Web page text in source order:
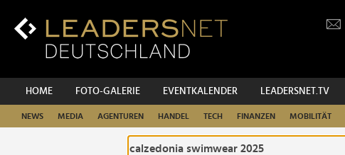
Inhalt
HOME FOTO-GALERIE EVENTKALENDER LEADERSNET.TV
NEWS MEDIA AGENTUREN HANDEL TECH FINANZEN MOBILITÄT